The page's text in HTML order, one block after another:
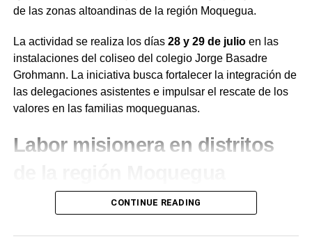
de las zonas altoandinas de la región Moquegua.
La actividad se realiza los días 28 y 29 de julioen las
instalaciones del coliseo del colegio Jorge Basadre
Grohmann. La iniciativa busca fortalecer la integración de
las delegaciones asistentes e impulsar el rescate de los
valores en las familias moqueguanas.
Labor misionera en distritos
Durante el desarrollo de la jornada, el presidente de la
institución en la región Moquegua,Juan de Dios
Ramírez, destacó la labor de evangelización que
CONTINUE READING